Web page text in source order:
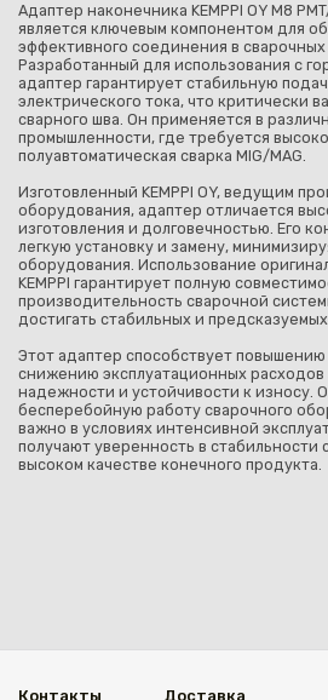
Адаптер наконечника KEMPPI OY М8
является ключевым компонентом для
эффективного соединения в сварочных
Разработанный для использования с
адаптер гарантирует стабильную
электрического тока, что критически
сварного шва. Он применяется в
промышленности, где требуется
полуавтоматическая сварка MIG/MAG.
Изготовленный KEMPPI OY, ведущим
оборудования, адаптер отличается
изготовления и долговечностью. Его
легкую установку и замену,
оборудования. Использование
KEMPPI гарантирует полную
производительность сварочной
достигать стабильных и
Этот адаптер способствует
снижению эксплуатационных расходов
надежности и устойчивости к износу.
бесперебойную работу сварочного
важно в условиях интенсивной
получают уверенность в стабильности
высоком качестве конечного продукта.
Контакты Доставка